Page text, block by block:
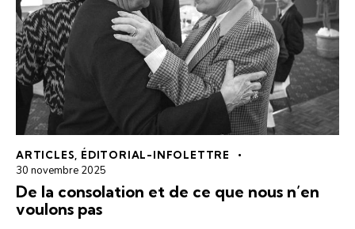
ARTICLES ÉDITORIAL-INFOLETTRE
30 novembre 2025
De la consolation et de ce que nous n’en
voulons pas